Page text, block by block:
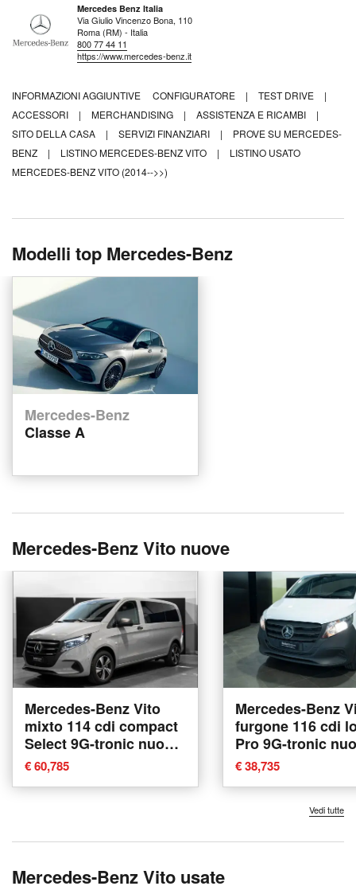
Mercedes Benz Italia
Via Giulio Vincenzo Bona, 110
Roma (RM) - Italia
800 77 44 11
https://www.mercedes-benz.it
INFORMAZIONI AGGIUNTIVE CONFIGURATORE | TEST DRIVE
|
ACCESSORI
| MERCHANDISING | ASSISTENZA E RICAMBI
|
SITO DELLA CASA
| SERVIZI FINANZIARI |
PROVE SU MERCEDES-
BENZ
| LISTINO MERCEDES-BENZ VITO |
LISTINO USATO
MERCEDES-BENZ VITO (2014-->>)
Modelli top Mercedes-Benz
Mercedes-Benz
Classe A
Mercedes-Benz Vito nuove
Mercedes-Benz Vito
mixto 114 cdi compact
Select 9G-tronic nuova
a Ancona
€ 60,785
Mercedes-Benz
furgone 116 cdi
Pro 9G-tronic
Ancona
€ 38,735
Vedi tutte
Mercedes-Benz Vito usate